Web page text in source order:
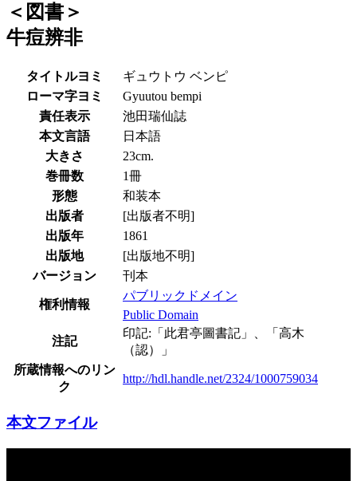
＜図書＞
牛痘辨非
タイトルヨミ
ギュウトウ ベンピ
ローマ字ヨミ
Gyuutou bempi
責任表示
池田瑞仙誌
本文言語
日本語
大きさ
23cm.
巻冊数
1冊
形態
和装本
出版者
[出版者不明]
出版年
1861
出版地
[出版地不明]
バージョン
刊本
権利情報
パブリックドメイン
Public Domain
注記
印記:「此君亭圖書記」、「高木
（認）」
所蔵情報へのリン
ク
http://hdl.handle.net/2324/1000759034
本文ファイル